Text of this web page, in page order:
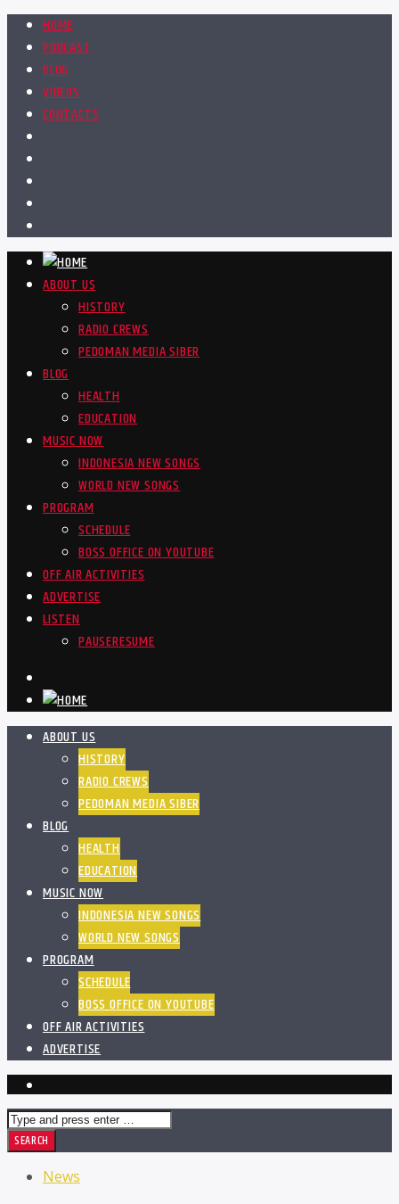
HOME
PODCAST
BLOG
VIDEOS
CONTACTS
ABOUT US
HISTORY
RADIO CREWS
PEDOMAN MEDIA SIBER
BLOG
HEALTH
EDUCATION
MUSIC NOW
INDONESIA NEW SONGS
WORLD NEW SONGS
PROGRAM
SCHEDULE
BOSS OFFICE ON YOUTUBE
OFF AIR ACTIVITIES
ADVERTISE
LISTEN
PAUSERESUME
ABOUT US
HISTORY
RADIO CREWS
PEDOMAN MEDIA SIBER
BLOG
HEALTH
EDUCATION
MUSIC NOW
INDONESIA NEW SONGS
WORLD NEW SONGS
PROGRAM
SCHEDULE
BOSS OFFICE ON YOUTUBE
OFF AIR ACTIVITIES
ADVERTISE
News